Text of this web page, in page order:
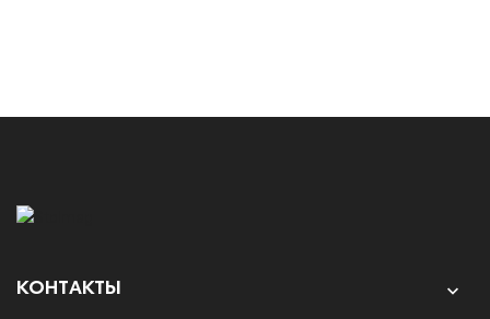
КОНТАКТЫ 